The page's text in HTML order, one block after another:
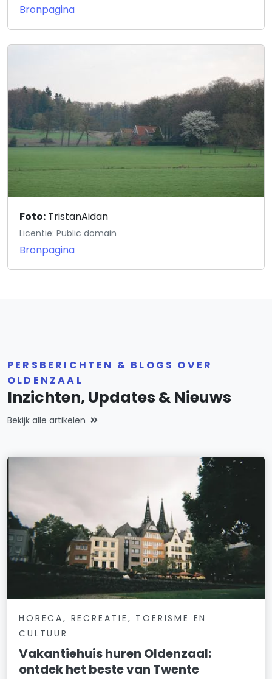
Bronpagina
Foto: TristanAidan
Licentie: Public domain
Bronpagina
PERSBERICHTEN & BLOGS OVER
OLDENZAAL
Inzichten, Updates & Nieuws
Bekijk alle artikelen
HORECA, RECREATIE, TOERISME EN
CULTUUR
Vakantiehuis huren Oldenzaal:
ontdek het beste van Twente